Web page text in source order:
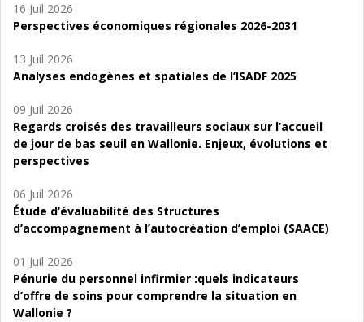
16 Juil 2026
Perspectives économiques régionales 2026-2031
13 Juil 2026
Analyses endogènes et spatiales de l’ISADF 2025
09 Juil 2026
Regards croisés des travailleurs sociaux sur l’accueil
de jour de bas seuil en Wallonie. Enjeux, évolutions et
perspectives
06 Juil 2026
Étude d’évaluabilité des Structures
d’accompagnement à l’autocréation d’emploi (SAACE)
01 Juil 2026
Pénurie du personnel infirmier :quels indicateurs
d’offre de soins pour comprendre la situation en
Wallonie ?